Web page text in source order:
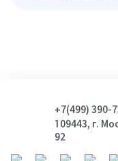
+7(499) 390-
109443, г.
92